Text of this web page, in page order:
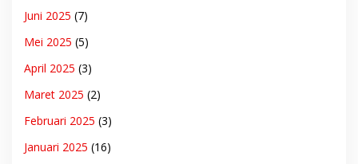
Juni 2025 (7)
Mei 2025 (5)
April 2025 (3)
Maret 2025 (2)
Februari 2025 (3)
Januari 2025 (16)